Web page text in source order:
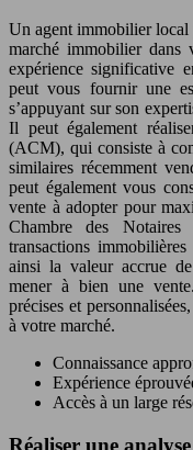
Un agent immobilier local
marché immobilier dans
expérience significative
peut vous fournir une
s’appuyant sur son
Il peut également
(ACM), qui consiste à
similaires récemment
peut également vous
vente à adopter pour
Chambre des
transactions
ainsi la valeur accrue
mener à bien une
précises et
à votre marché.
Connaissance
Expérience
Accès à un large
Réaliser une